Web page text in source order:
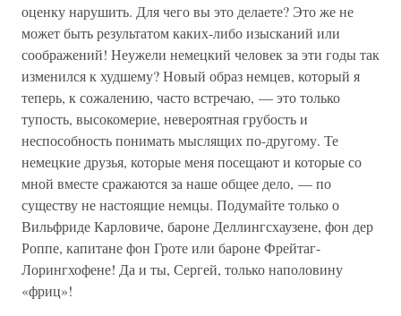
оценку нарушить. Для чего вы это делаете? Это же не
может быть результатом каких-либо изысканий или
соображений! Неужели немецкий человек за эти годы так
изменился к худшему? Новый образ немцев, который я
теперь, к сожалению, часто встречаю, — это только
тупость, высокомерие, невероятная грубость и
неспособность понимать мыслящих по-другому. Те
немецкие друзья, которые меня посещают и которые со
мной вместе сражаются за наше общее дело, — по
существу не настоящие немцы. Подумайте только о
Вильфриде Карловиче, бароне Деллингсхаузене, фон дер
Роппе, капитане фон Гроте или бароне Фрейтаг-
Лорингхофене! Да и ты, Сергей, только наполовину
«фриц»!